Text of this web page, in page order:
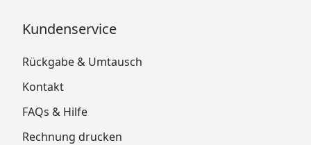
Kundenservice
Rückgabe & Umtausch
Kontakt
FAQs & Hilfe
Rechnung drucken